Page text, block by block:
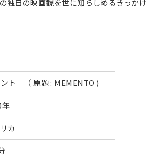
独自の映画観を世に知らしめるきっかけ
ント （ 原題 : MEMENTO )
年
カ